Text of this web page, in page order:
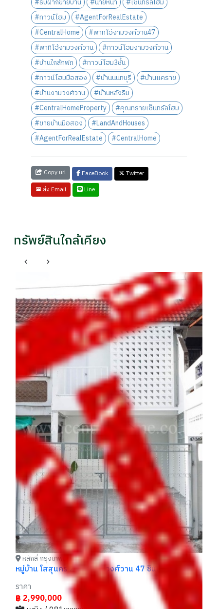
#ทาวน์โฮม
#AgentForRealEstate
#CentralHome
#พาทิโอ้งามวงศ์วาน47
#พาทิโอ้งามวงศ์วาน
#ทาวน์โฮมงามวงศ์วาน
#บ้านใกล้กฟภ
#ทาวน์โฮม3ชั้น
#ทาวน์โฮมมือสอง
#บ้านนนทบุรี
#บ้านแคราย
#บ้านงามวงศ์วาน
#บ้านหลังริม
#CentralHomeProperty
#คุณทรายเซ็นทรัลโฮม
#ขายบ้านมือสอง
#LandAndHouses
#AgentForRealEstate
#CentralHome
Copy url FaceBook
Twitter
ส่ง Email
Line
ทรัพย์สินใกล้เคียง
หลักสี่ กรุงเทพมหานคร
ทาวน์เฮ้าส์ 3 ชั้น ซอยงามวงศ์วาน 47 โครงสร้างดี แปลง
ริม เหมาะลงทุนรีโนเวท
ราคา
฿ 3,290,000
฿3,390,000
- / 029xxxx99